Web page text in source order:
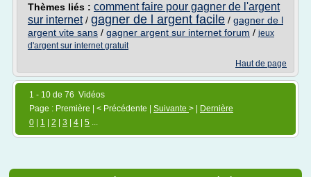
Thèmes liés : comment faire pour gagner de l'argent
sur internet/ gagner de l argent facile / gagner de l
argent vite sans / gagner argent sur internet forum / jeux
d'argent sur internet gratuit
Haut de page
1 - 10 de 76 Vidéos
Page : Première | < Précédente | Suivante > |
Dernière
0
1 2 3 4 5 ...